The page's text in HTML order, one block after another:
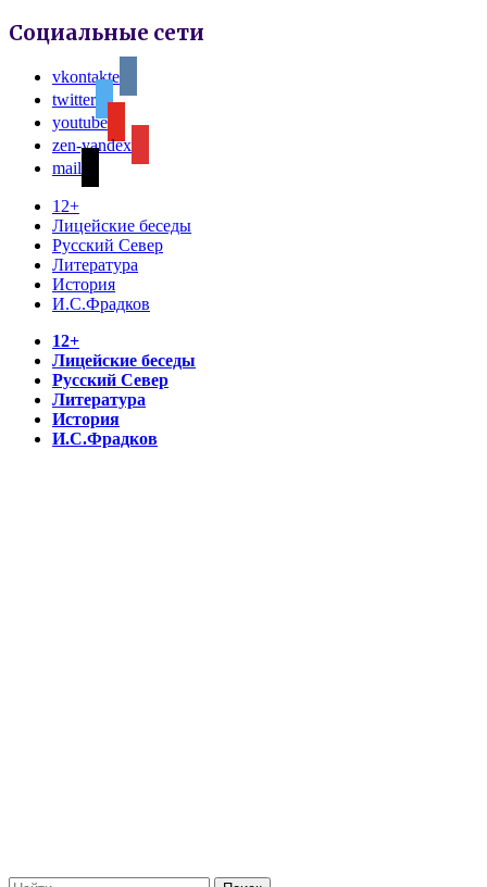
Социальные сети
vkontakte
twitter
youtube
zen-yandex
mail
12+
Лицейские беседы
Русский Север
Литература
История
И.С.Фрадков
12+
Лицейские беседы
Русский Север
Литература
История
И.С.Фрадков